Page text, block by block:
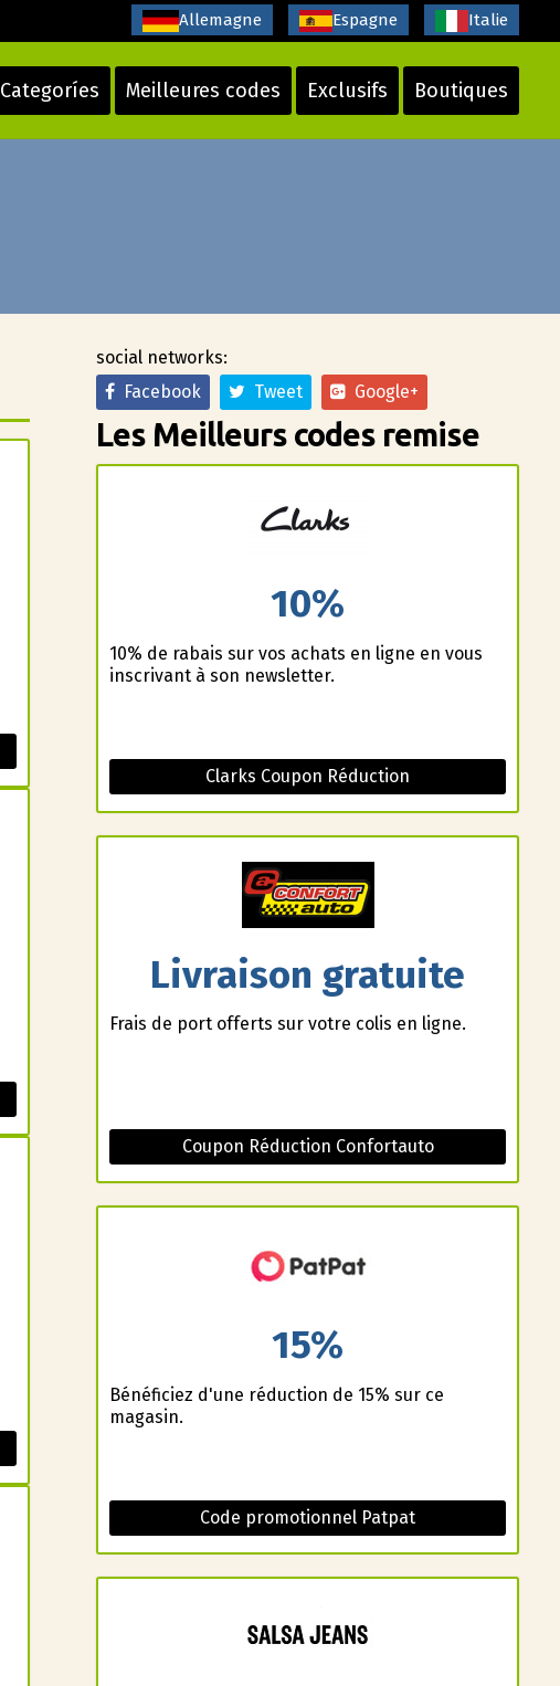
Categoríes Meilleures codes Exclusifs Boutiques
Allemagne Espagne Italie
social networks:
Facebook
Tweet Google+
Les Meilleurs codes remise
10%
10% de rabais sur vos achats en ligne en vous
inscrivant à son newsletter.
Clarks Coupon Réduction
Livraison gratuite
Frais de port offerts sur votre colis en ligne.
Coupon Réduction Confortauto
15%
Bénéficiez d'une réduction de 15% sur ce
magasin.
Code promotionnel Patpat